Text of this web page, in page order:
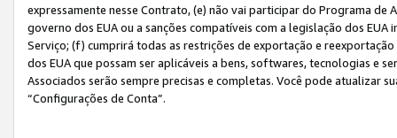
expressamente nesse Contrato, (e) não vai participar do Programa
governo dos EUA ou a sanções compatíveis com a legislação dos
Serviço; (f) cumprirá todas as restrições de exportação e
dos EUA que possam ser aplicáveis a bens, softwares, tecnologias e
Associados serão sempre precisas e completas. Você pode atualizar
“Configurações de Conta”.